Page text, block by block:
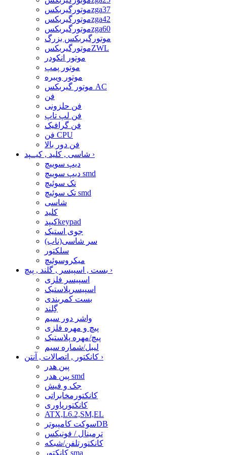
موتورگیربکسzga37
موتورگیربکسzga42
موتورگیربکسzga60
موتورگیربکس بزرگ
موتورگیربکسZWL
موتور انکودر
موتور پمپ
موتور ویبره
موتور گیربکس AC
فن
فن حلزونی
فن لپ تاپ
فن گرافیک
فن CPU
فن دور بالا
›
دیپ سوییچ
دیپ سوییچ smd
تک سوئیچ
تک سوئیچ smd
شاسی
کلید
کیپدkeypad
جوی استیک
سر شاسی(ناب)
سلکتور
میکروسوئیچ
›
اسپیسر فلزی
اسپیسرپلاستیک
بست کمربندی
گِلند
واشر دور سیم
پیچ و مهره فلزی
پیچ/مهره پلاستیک
لیبل/شماره سیم
›
پین هدر
پین هدر smd
جک و فیش
کانکتورمخابراتی
کانکتورپاوری
ATX,L6.2,SM,EL
سوکت کامپیوترDB
ترمینال / فونیکس
کانکتورتلفن/شبکه
کانکتور sma